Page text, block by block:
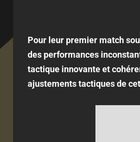
Pour leur premier match
des performances
tactique innovante et
ajustements tactiques de